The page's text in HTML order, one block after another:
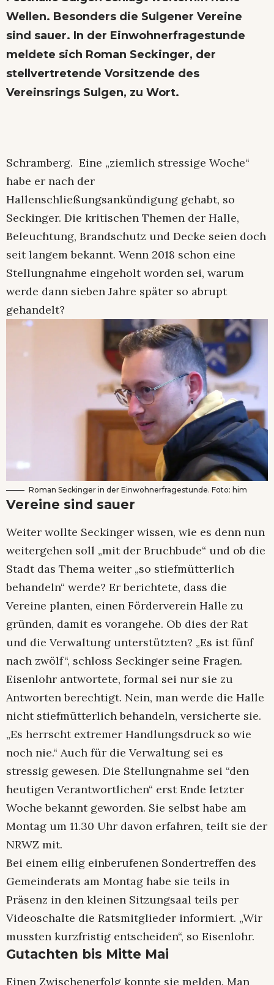
Wellen. Besonders die Sulgener Vereine
sind sauer. In der Einwohnerfragestunde
meldete sich Roman Seckinger, der
stellvertretende Vorsitzende des
Vereinsrings Sulgen, zu Wort.
Schramberg. Eine „ziemlich stressige Woche“
habe er nach der
Hallenschließungsankündigung gehabt, so
Seckinger. Die kritischen Themen der Halle,
Beleuchtung, Brandschutz und Decke seien doch
seit langem bekannt. Wenn 2018 schon eine
Stellungnahme eingeholt worden sei, warum
werde dann sieben Jahre später so abrupt
gehandelt?
Roman Seckinger in der Einwohnerfragestunde. Foto: him
Vereine sind sauer
Weiter wollte Seckinger wissen, wie es denn nun
weitergehen soll „mit der Bruchbude“ und ob die
Stadt das Thema weiter „so stiefmütterlich
behandeln“ werde? Er berichtete, dass die
Vereine planten, einen Förderverein Halle zu
gründen, damit es vorangehe. Ob dies der Rat
und die Verwaltung unterstützten? „Es ist fünf
nach zwölf“, schloss Seckinger seine Fragen.
Eisenlohr antwortete, formal sei nur sie zu
Antworten berechtigt. Nein, man werde die Halle
nicht stiefmütterlich behandeln, versicherte sie.
„Es herrscht extremer Handlungsdruck so wie
noch nie.“ Auch für die Verwaltung sei es
stressig gewesen. Die Stellungnahme sei “den
heutigen Verantwortlichen“ erst Ende letzter
Woche bekannt geworden. Sie selbst habe am
Montag um 11.30 Uhr davon erfahren, teilt sie der
NRWZ mit.
Bei einem eilig einberufenen Sondertreffen des
Gemeinderats am Montag habe sie teils in
Präsenz in den kleinen Sitzungsaal teils per
Videoschalte die Ratsmitglieder informiert. „Wir
mussten kurzfristig entscheiden“, so Eisenlohr.
Gutachten bis Mitte Mai
Einen Zwischenerfolg konnte sie melden. Man